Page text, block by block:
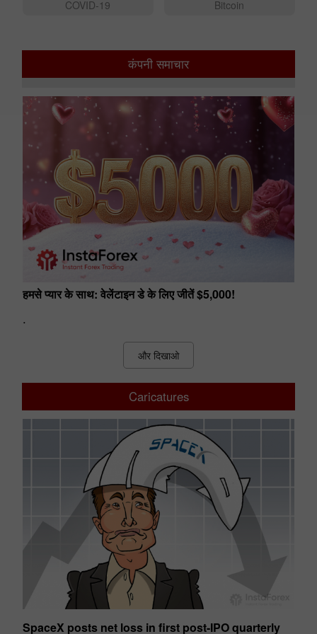
COVID-19 Bitcoin
कंपनी समाचार
हमसे प्यार के साथ: वेलेंटाइन डे के लिए जीतें $5,000!
.
और दिखाओ
Caricatures
SpaceX posts net loss in first post-IPO quarterly